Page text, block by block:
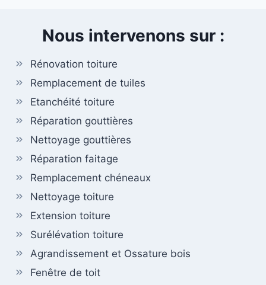
Nous intervenons sur :
Rénovation toiture
Remplacement de tuiles
Etanchéité toiture
Réparation gouttières
Nettoyage gouttières
Réparation faitage
Remplacement chéneaux
Nettoyage toiture
Extension toiture
Surélévation toiture
Agrandissement et Ossature bois
Fenêtre de toit